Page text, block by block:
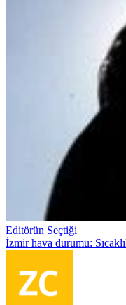
Editörün Seçtiği
İzmir hava durumu: